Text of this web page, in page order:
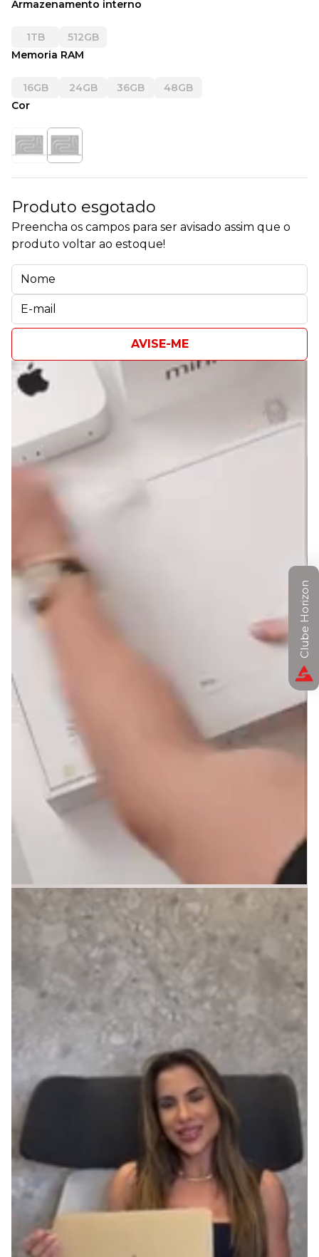
Armazenamento interno
1TB
512GB
Memoria RAM
16GB 24GB 36GB
48GB
Cor
Produto esgotado
Preencha os campos para ser avisado assim que o
produto voltar ao estoque!
AVISE-ME
Clube Horizon